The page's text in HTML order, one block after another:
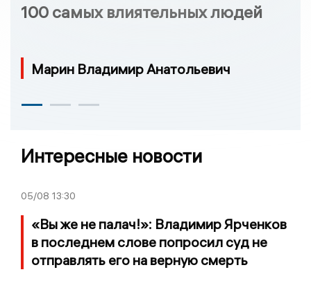
100 самых влиятельных людей
Марин Владимир Анатольевич
Интересные новости
05/08 13:30
«Вы же не палач!»: Владимир Ярченков
в последнем слове попросил суд не
отправлять его на верную смерть